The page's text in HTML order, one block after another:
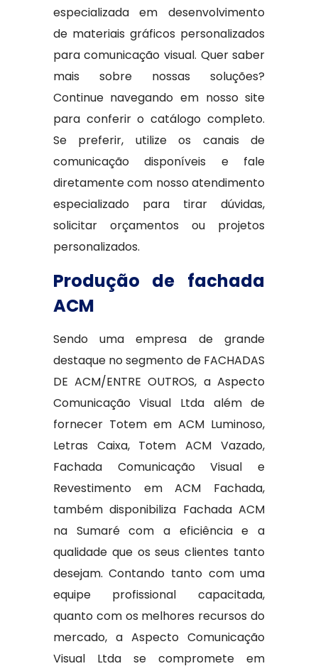
especializada em desenvolvimento
de materiais gráficos personalizados
para comunicação visual. Quer saber
mais sobre nossas soluções?
Continue navegando em nosso site
para conferir o catálogo completo.
Se preferir, utilize os canais de
comunicação disponíveis e fale
diretamente com nosso atendimento
especializado para tirar dúvidas,
solicitar orçamentos ou projetos
personalizados.
Produção de fachada
ACM
Sendo uma empresa de grande
destaque no segmento de FACHADAS
DE ACM/ENTRE OUTROS, a Aspecto
Comunicação Visual Ltda além de
fornecer Totem em ACM Luminoso,
Letras Caixa, Totem ACM Vazado,
Fachada Comunicação Visual e
Revestimento em ACM Fachada,
também disponibiliza Fachada ACM
na Sumaré com a eficiência e a
qualidade que os seus clientes tanto
desejam. Contando tanto com uma
equipe profissional capacitada,
quanto com os melhores recursos do
mercado, a Aspecto Comunicação
Visual Ltda se compromete em